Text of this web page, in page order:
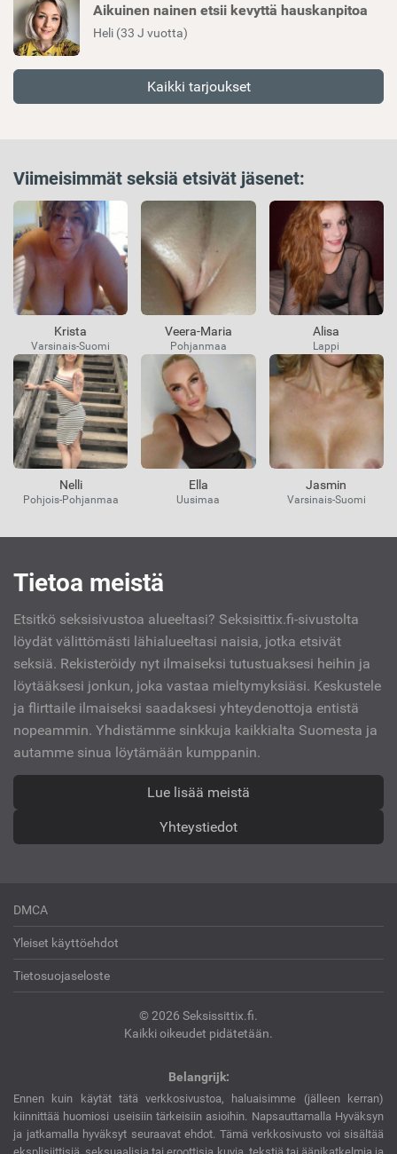
Aikuinen nainen etsii kevyttä hauskanpitoa
Heli (33 J vuotta)
Kaikki tarjoukset
Viimeisimmät seksiä etsivät jäsenet:
Krista
Varsinais-Suomi
Veera-Maria
Pohjanmaa
Alisa
Lappi
Nelli
Pohjois-Pohjanmaa
Ella
Uusimaa
Jasmin
Varsinais-Suomi
Kiinnostavat
linkit
Tietoa meistä
Etsitkö seksisivustoa alueeltasi? Seksisittix.fi-sivustolta
löydät välittömästi lähialueeltasi naisia, jotka etsivät
seksiä. Rekisteröidy nyt ilmaiseksi tutustuaksesi heihin ja
löytääksesi jonkun, joka vastaa mieltymyksiäsi. Keskustele
ja flirttaile ilmaiseksi saadaksesi yhteydenottoja entistä
nopeammin. Yhdistämme sinkkuja kaikkialta Suomesta ja
autamme sinua löytämään kumppanin.
Lue lisää meistä
Yhteystiedot
DMCA
Yleiset käyttöehdot
Tietosuojaseloste
© 2026 Seksissittix.fi.
Kaikki oikeudet pidätetään.
Belangrijk:
Ennen kuin käytät tätä verkkosivustoa, haluaisimme (jälleen kerran)
kiinnittää huomiosi useisiin tärkeisiin asioihin. Napsauttamalla Hyväksyn
ja jatkamalla hyväksyt seuraavat ehdot. Tämä verkkosivusto voi sisältää